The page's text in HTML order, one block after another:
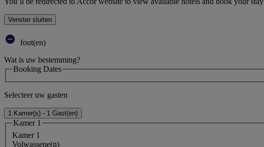
Venster sluiten
fout(en)
Wat is uw bestemming?
Booking Dates
Selecteer uw gasten
1 Kamer(s) - 1 Gast(en)
Kamer 1
Kamer 1
Volwassene(n)